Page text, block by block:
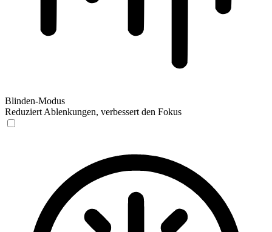
Blinden-Modus
Reduziert Ablenkungen, verbessert den Fokus